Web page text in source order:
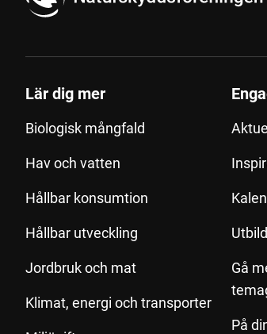
Lär dig mer
Biologisk mångfald
Hav och vatten
Hållbar konsumtion
Hållbar utveckling
Jordbruk och mat
Klimat, energi och transporter
Gå
På